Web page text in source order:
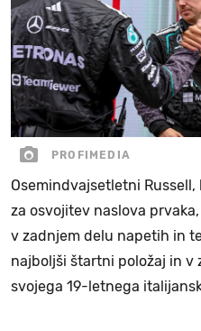
PROFIMEDIA
Osemindvajsetletni
za osvojitev naslova
v zadnjem delu napetih in
najboljši štartni položaj in v
svojega 19-letnega